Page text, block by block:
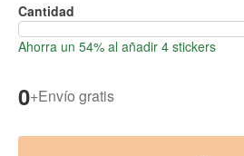
Cantidad
Ahorra un 54% al añadir 4 stickers
0+Envío gratis